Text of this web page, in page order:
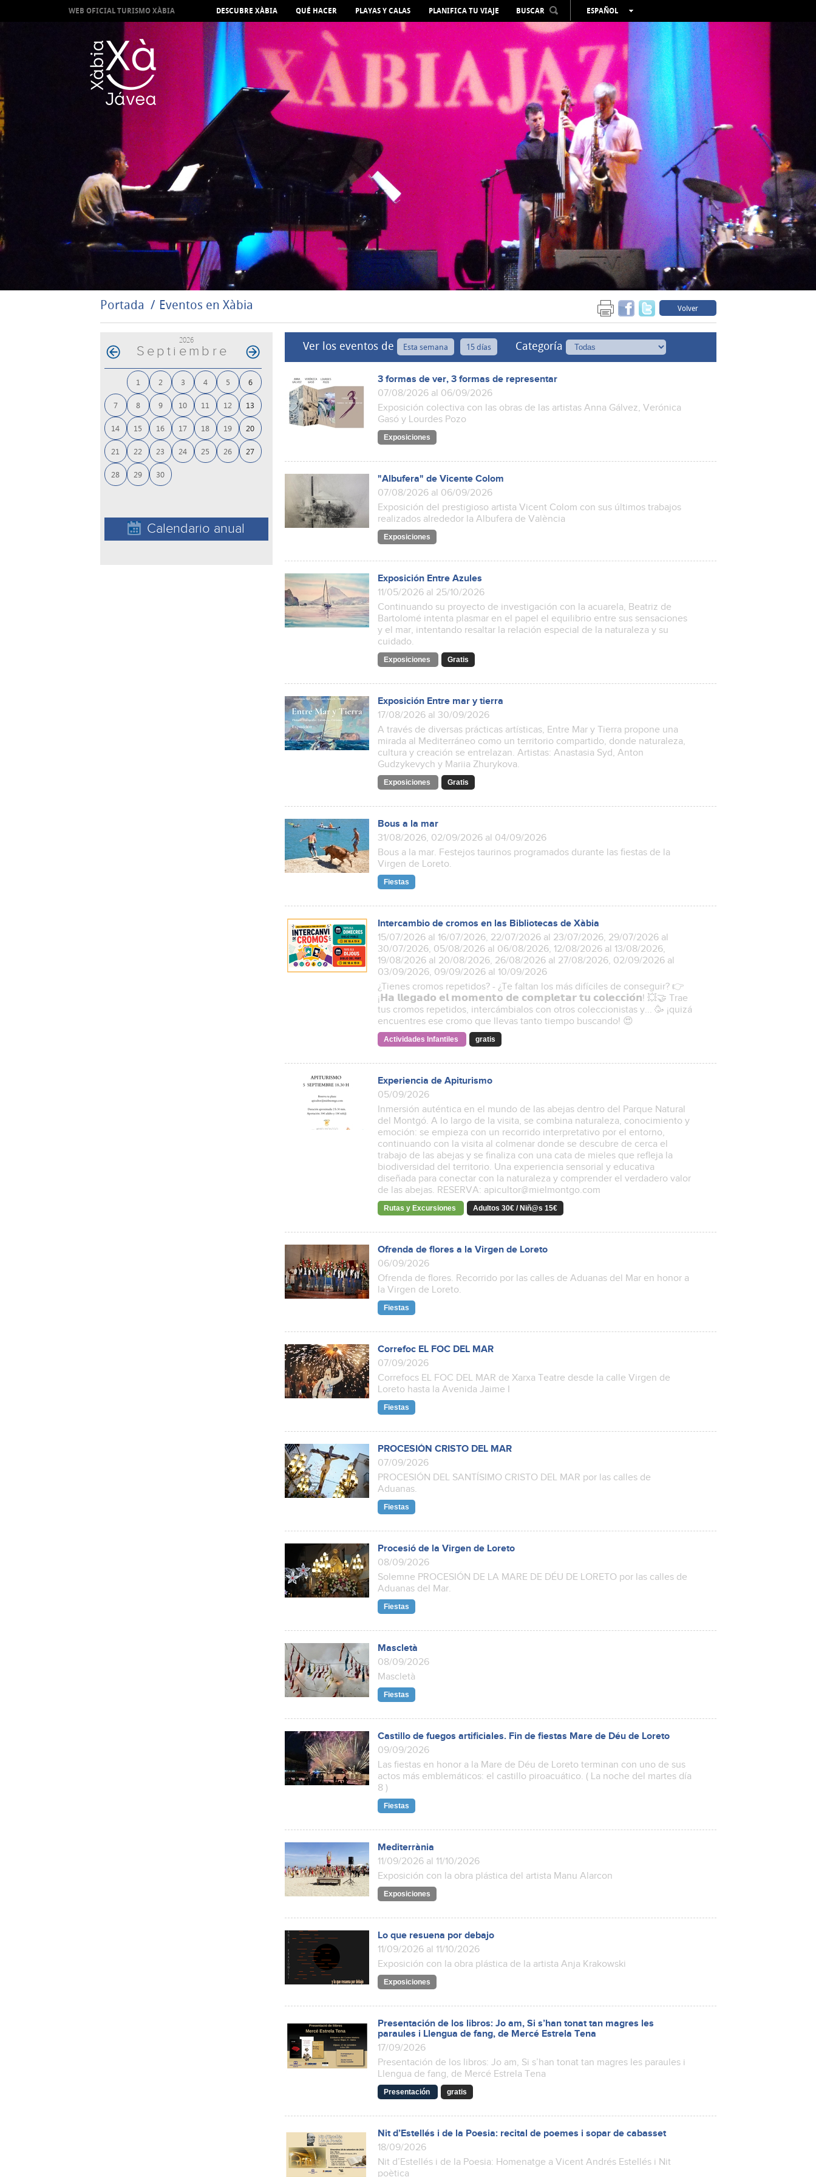
WEB OFICIAL TURISMO XÀBIA DESCUBRE XÀBIA QUÉ HACER PLAYAS Y CALAS PLANIFICA TU VIAJE BUSCAR
ESPAÑOL
VALENCIÀ
ENGLISH
FRANÇAIS
DEUTSCH
РУССКИЙ
Portada Eventos en Xàbia Volver
2026
Septiembre
1 2 3 4 5 6
7 8 9 10 11 12 13
14 15 16 17 18 19 20
21 22 23 24 25 26 27
28 29 30
Calendario anual
Ver los eventos de Esta semana 15 días Categoría
3 formas de ver, 3 formas de representar
07/08/2026 al 06/09/2026
Exposición colectiva con las obras de las artistas Anna Gálvez, Verónica
Gasó y Lourdes Pozo
Exposiciones
"Albufera" de Vicente Colom
07/08/2026 al 06/09/2026
Exposición del prestigioso artista Vicent Colom con sus últimos trabajos
realizados alrededor la Albufera de València
Exposiciones
Exposición Entre Azules
11/05/2026 al 25/10/2026
Continuando su proyecto de investigación con la acuarela, Beatriz de
Bartolomé intenta plasmar en el papel el equilibrio entre sus sensaciones
y el mar, intentando resaltar la relación especial de la naturaleza y su
cuidado.
Exposiciones Gratis
Exposición Entre mar y tierra
17/08/2026 al 30/09/2026
A través de diversas prácticas artísticas, Entre Mar y Tierra propone una
mirada al Mediterráneo como un territorio compartido, donde naturaleza,
cultura y creación se entrelazan. Artistas: Anastasia Syd, Anton
Gudzykevych y Mariia Zhurykova.
Exposiciones Gratis
Bous a la mar
31/08/2026, 02/09/2026 al 04/09/2026
Bous a la mar. Festejos taurinos programados durante las fiestas de la
Virgen de Loreto.
Fiestas
Intercambio de cromos en las Bibliotecas de Xàbia
15/07/2026 al 16/07/2026, 22/07/2026 al 23/07/2026, 29/07/2026 al
30/07/2026, 05/08/2026 al 06/08/2026, 12/08/2026 al 13/08/2026,
19/08/2026 al 20/08/2026, 26/08/2026 al 27/08/2026, 02/09/2026 al
03/09/2026, 09/09/2026 al 10/09/2026
¿Tienes cromos repetidos? - ¿Te faltan los más difíciles de conseguir? 👉
¡𝗛𝗮 𝗹𝗹𝗲𝗴𝗮𝗱𝗼 𝗲𝗹 𝗺𝗼𝗺𝗲𝗻𝘁𝗼 𝗱𝗲 𝗰𝗼𝗺𝗽𝗹𝗲𝘁𝗮𝗿 𝘁𝘂 𝗰𝗼𝗹𝗲𝗰𝗰𝗶𝗼́𝗻! 💥🤝 Trae
tus cromos repetidos, intercámbialos con otros coleccionistas y... 🥳 ¡quizá
encuentres ese cromo que llevas tanto tiempo buscando! 😍
Actividades Infantiles gratis
Experiencia de Apiturismo
05/09/2026
Inmersión auténtica en el mundo de las abejas dentro del Parque Natural
del Montgó. A lo largo de la visita, se combina naturaleza, conocimiento y
emoción: se empieza con un recorrido interpretativo por el entorno,
continuando con la visita al colmenar donde se descubre de cerca el
trabajo de las abejas y se finaliza con una cata de mieles que refleja la
biodiversidad del territorio. Una experiencia sensorial y educativa
diseñada para conectar con la naturaleza y comprender el verdadero valor
de las abejas. RESERVA: apicultor@mielmontgo.com
Rutas y Excursiones Adultos 30€ / Niñ@s 15€
Ofrenda de flores a la Virgen de Loreto
06/09/2026
Ofrenda de flores. Recorrido por las calles de Aduanas del Mar en honor a
la Virgen de Loreto.
Fiestas
Correfoc EL FOC DEL MAR
07/09/2026
Correfocs EL FOC DEL MAR de Xarxa Teatre desde la calle Virgen de
Loreto hasta la Avenida Jaime I
Fiestas
PROCESIÓN CRISTO DEL MAR
07/09/2026
PROCESIÓN DEL SANTÍSIMO CRISTO DEL MAR por las calles de
Aduanas.
Fiestas
Procesió de la Virgen de Loreto
08/09/2026
Solemne PROCESIÓN DE LA MARE DE DÉU DE LORETO por las calles de
Aduanas del Mar.
Fiestas
Mascletà
08/09/2026
Mascletà
Fiestas
Castillo de fuegos artificiales. Fin de fiestas Mare de Déu de Loreto
09/09/2026
Las fiestas en honor a la Mare de Déu de Loreto terminan con uno de sus
actos más emblemáticos: el castillo piroacuático. ( La noche del martes día
8 )
Fiestas
Mediterrània
11/09/2026 al 11/10/2026
Exposición con la obra plástica del artista Manu Alarcon
Exposiciones
Lo que resuena por debajo
11/09/2026 al 11/10/2026
Exposición con la obra plástica de la artista Anja Krakowski
Exposiciones
Presentación de los libros: Jo am, Si s’han tonat tan magres les
paraules i Llengua de fang, de Mercé Estrela Tena
17/09/2026
Presentación de los libros: Jo am, Si s’han tonat tan magres les paraules i
Llengua de fang, de Mercé Estrela Tena
Presentación gratis
Nit d’Estellés i de la Poesia: recital de poemes i sopar de cabasset
18/09/2026
Nit d’Estellés i de la Poesia: Homenatge a Vicent Andrés Estellés i Nit
poètica